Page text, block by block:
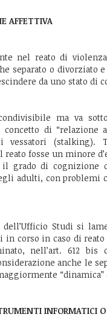
AFFETTIVA
nel reato di
separato o divorziato
da uno stato di
ma va
di “relazione
(stalking).
fosse un minore
grado di cognizione
adulti, con problemi
Studi si
in corso in caso di reato
nell’art. 612
anche le
“dinamica”
INFORMATICI